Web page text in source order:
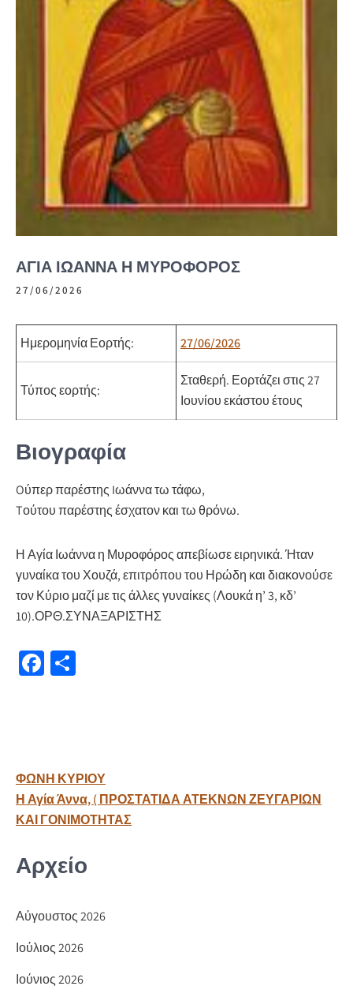
ΑΓΊΑ ΙΩΆΝΝΑ Η ΜΥΡΟΦΌΡΟΣ
27/06/2026
Ημερομηνία Εορτής: 27/06/2026
Τύπος εορτής:
Σταθερή. Εορτάζει στις 27
Ιουνίου εκάστου έτους
Βιογραφία
Oύπερ παρέστης Iωάννα τω τάφω,
Tούτου παρέστης έσχατον και τω θρόνω.
Η Αγία Ιωάννα η Μυροφόρος απεβίωσε ειρηνικά. Ήταν
γυναίκα του Χουζά, επιτρόπου του Ηρώδη και διακονούσε
τον Κύριο μαζί με τις άλλες γυναίκες (Λουκά η’ 3, κδ’
10).ΟΡΘ.ΣΥΝΑΞΑΡΙΣΤΗΣ
Fa
k τε
ίτ
Πλοήγηση
άρθρων
ΦΩΝΗ ΚΥΡΙΟΥ
Η Αγία Άννα, ( ΠΡΟΣΤΑΤΙΔΑ ΑΤΕΚΝΩΝ ΖΕΥΓΑΡΙΩΝ
ΚΑΙ ΓΟΝΙΜΟΤΗΤΑΣ
Αρχείο
Αύγουστος 2026
Ιούλιος 2026
Ιούνιος 2026